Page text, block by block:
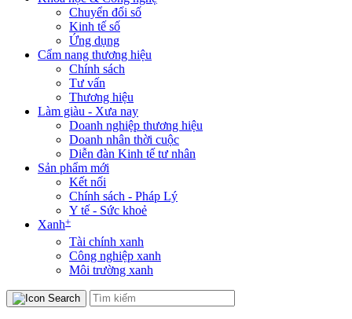
Chuyển đổi số
Kinh tế số
Ứng dụng
Cẩm nang thương hiệu
Chính sách
Tư vấn
Thương hiệu
Làm giàu - Xưa nay
Doanh nghiệp thương hiệu
Doanh nhân thời cuộc
Diễn đàn Kinh tế tư nhân
Sản phẩm mới
Kết nối
Chính sách - Pháp Lý
Y tế - Sức khoẻ
Xanh+
Tài chính xanh
Công nghiệp xanh
Môi trường xanh